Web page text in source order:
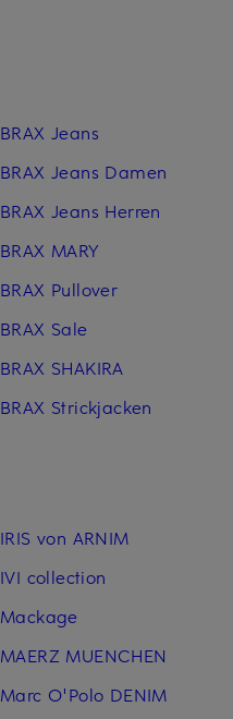
BRAX Jeans
BRAX Jeans Damen
BRAX Jeans Herren
BRAX MARY
BRAX Pullover
BRAX Sale
BRAX SHAKIRA
BRAX Strickjacken
IRIS von ARNIM
IVI collection
Mackage
MAERZ MUENCHEN
Marc O'Polo DENIM